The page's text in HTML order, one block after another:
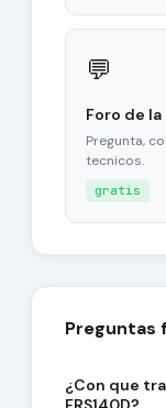
💬
Foro de
Pregunta,
tecnicos.
gratis
Preguntas
¿Con que